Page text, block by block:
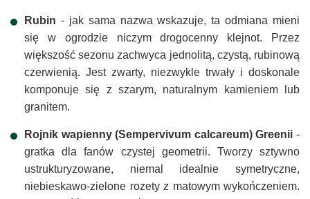
Rubin - jak sama nazwa wskazuje, ta odmiana mieni
się w ogrodzie niczym drogocenny klejnot. Przez
większość sezonu zachwyca jednolitą, czystą, rubinową
czerwienią. Jest zwarty, niezwykle trwały i doskonale
komponuje się z szarym, naturalnym kamieniem lub
granitem.
Rojnik wapienny (Sempervivum calcareum) Greenii -
gratka dla fanów czystej geometrii. Tworzy sztywno
ustrukturyzowane, niemal idealnie symetryczne,
niebieskawo-zielone rozety z matowym wykończeniem.